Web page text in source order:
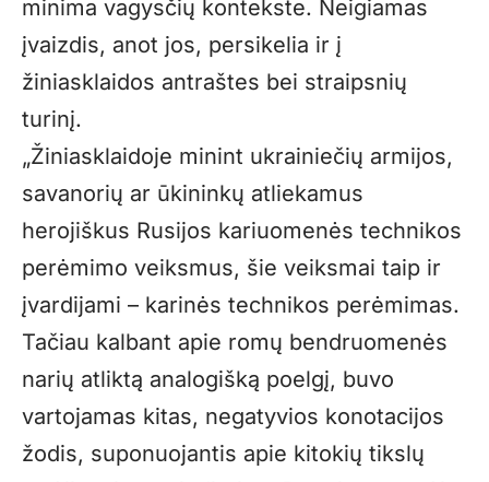
minima vagysčių kontekste. Neigiamas
įvaizdis, anot jos, persikelia ir į
žiniasklaidos antraštes bei straipsnių
turinį.
„Žiniasklaidoje minint ukrainiečių armijos,
savanorių ar ūkininkų atliekamus
herojiškus Rusijos kariuomenės technikos
perėmimo veiksmus, šie veiksmai taip ir
įvardijami – karinės technikos perėmimas.
Tačiau kalbant apie romų bendruomenės
narių atliktą analogišką poelgį, buvo
vartojamas kitas, negatyvios konotacijos
žodis, suponuojantis apie kitokių tikslų